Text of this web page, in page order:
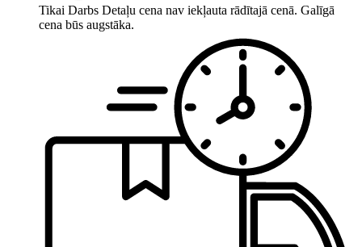
Tikai Darbs Detaļu cena nav iekļauta rādītajā cenā. Galīgā
cena būs augstāka.